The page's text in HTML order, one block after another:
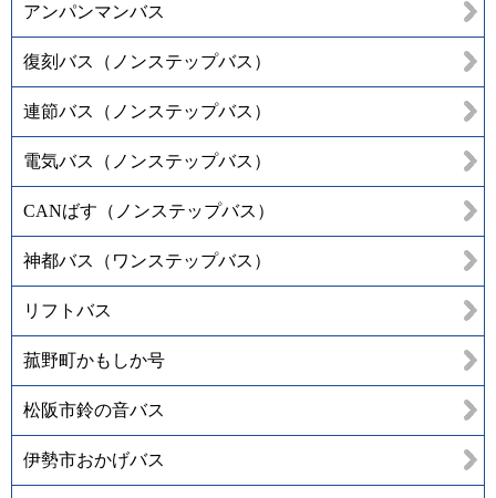
アンパンマンバス
復刻バス（ノンステップバス）
連節バス（ノンステップバス）
電気バス（ノンステップバス）
CANばす（ノンステップバス）
神都バス（ワンステップバス）
リフトバス
菰野町かもしか号
松阪市鈴の音バス
伊勢市おかげバス